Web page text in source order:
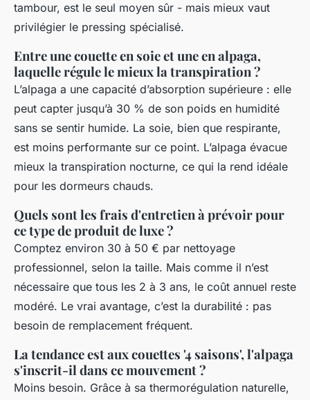
tambour, est le seul moyen sûr - mais mieux vaut
privilégier le pressing spécialisé.
Entre une couette en soie et une en alpaga,
laquelle régule le mieux la transpiration ?
L’alpaga a une capacité d’absorption supérieure : elle
peut capter jusqu’à 30 % de son poids en humidité
sans se sentir humide. La soie, bien que respirante,
est moins performante sur ce point. L’alpaga évacue
mieux la transpiration nocturne, ce qui la rend idéale
pour les dormeurs chauds.
Quels sont les frais d'entretien à prévoir pour
ce type de produit de luxe ?
Comptez environ 30 à 50 € par nettoyage
professionnel, selon la taille. Mais comme il n’est
nécessaire que tous les 2 à 3 ans, le coût annuel reste
modéré. Le vrai avantage, c’est la durabilité : pas
besoin de remplacement fréquent.
La tendance est aux couettes '4 saisons', l'alpaga
s'inscrit-il dans ce mouvement ?
Moins besoin. Grâce à sa thermorégulation naturelle,